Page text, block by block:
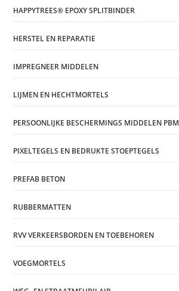
HAPPYTREES® EPOXY SPLITBINDER
HERSTEL EN REPARATIE
IMPREGNEER MIDDELEN
LIJMEN EN HECHTMORTELS
PERSOONLIJKE BESCHERMINGS MIDDELEN PBM
PIXELTEGELS EN BEDRUKTE STOEPTEGELS
PREFAB BETON
RUBBERMATTEN
RVV VERKEERSBORDEN EN TOEBEHOREN
VOEGMORTELS